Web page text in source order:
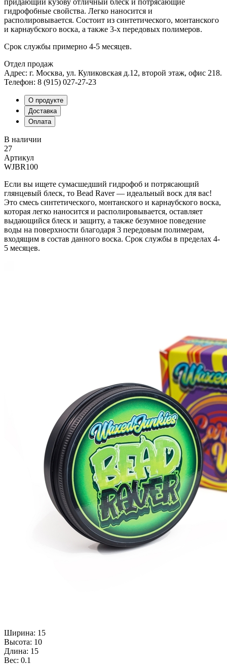
гидрофобные свойства. Легко наносится и
располировывается. Состоит из синтетического, монтанского
и карнаубского воска, а также 3-х передовых полимеров.
Срок службы примерно 4-5 месяцев.
Отдел продаж
Адрес: г. Москва, ул. Куликовская д.12, второй этаж, офис 218.
Телефон: 8 (915) 027-27-23
О продукте
Доставка
Оплата
В наличии
27
Артикул
WJBR100
Если вы ищете сумасшедший гидрофоб и потрясающий
глянцевый блеск, то Bead Raver — идеальный воск для вас!
Это смесь синтетического, монтанского и карнаубского воска,
которая легко наносится и располировывается, оставляет
выдающийся блеск и защиту, а также безумное поведение
воды на поверхности благодаря 3 передовым полимерам,
входящим в состав данного воска. Срок службы в пределах 4-
5 месяцев.
Ширина: 15
Высота: 10
Длина: 15
Вес: 0.1